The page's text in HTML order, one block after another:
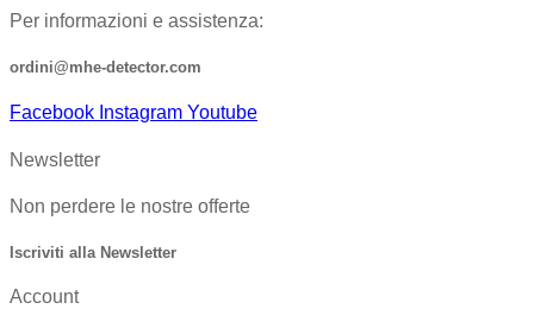
Per informazioni e assistenza:
ordini@mhe-detector.com
Facebook Instagram Youtube
Newsletter
Non perdere le nostre offerte
Iscriviti alla Newsletter
Account